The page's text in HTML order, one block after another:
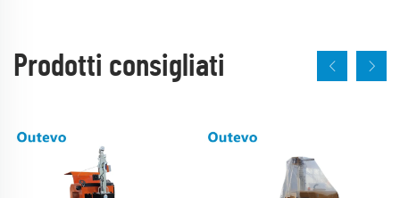
Prodotti consigliati